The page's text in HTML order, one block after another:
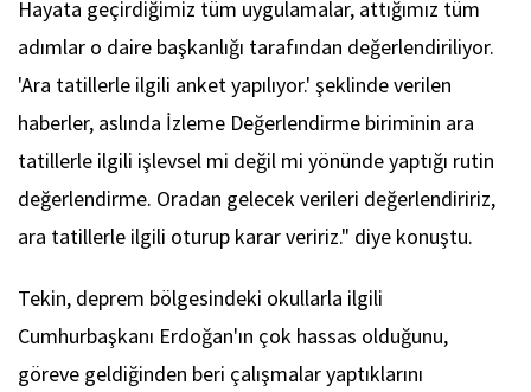
Hayata geçirdiğimiz tüm uygulamalar, attığımız tüm
adımlar o daire başkanlığı tarafından değerlendiriliyor.
'Ara tatillerle ilgili anket yapılıyor.' şeklinde verilen
haberler, aslında İzleme Değerlendirme biriminin ara
tatillerle ilgili işlevsel mi değil mi yönünde yaptığı rutin
değerlendirme. Oradan gelecek verileri değerlendiririz,
ara tatillerle ilgili oturup karar veririz." diye konuştu.
Tekin, deprem bölgesindeki okullarla ilgili
Cumhurbaşkanı Erdoğan'ın çok hassas olduğunu,
göreve geldiğinden beri çalışmalar yaptıklarını